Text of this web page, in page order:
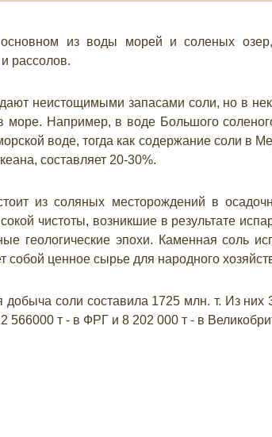
из воды морей и соленых
рассолов.
неистощимыми запасами соли, но в
море. Например, в воде Большого
воде, тогда как содержание соли в
составляет 20-30%.
из соляных месторождений в
чистоты, возникшие в результате
геологические эпохи. Каменная соль
собой ценное сырье для народного
добыча соли составила 1725 млн. т. Из
566000 т - в ФРГ и 8 202 000 т - в